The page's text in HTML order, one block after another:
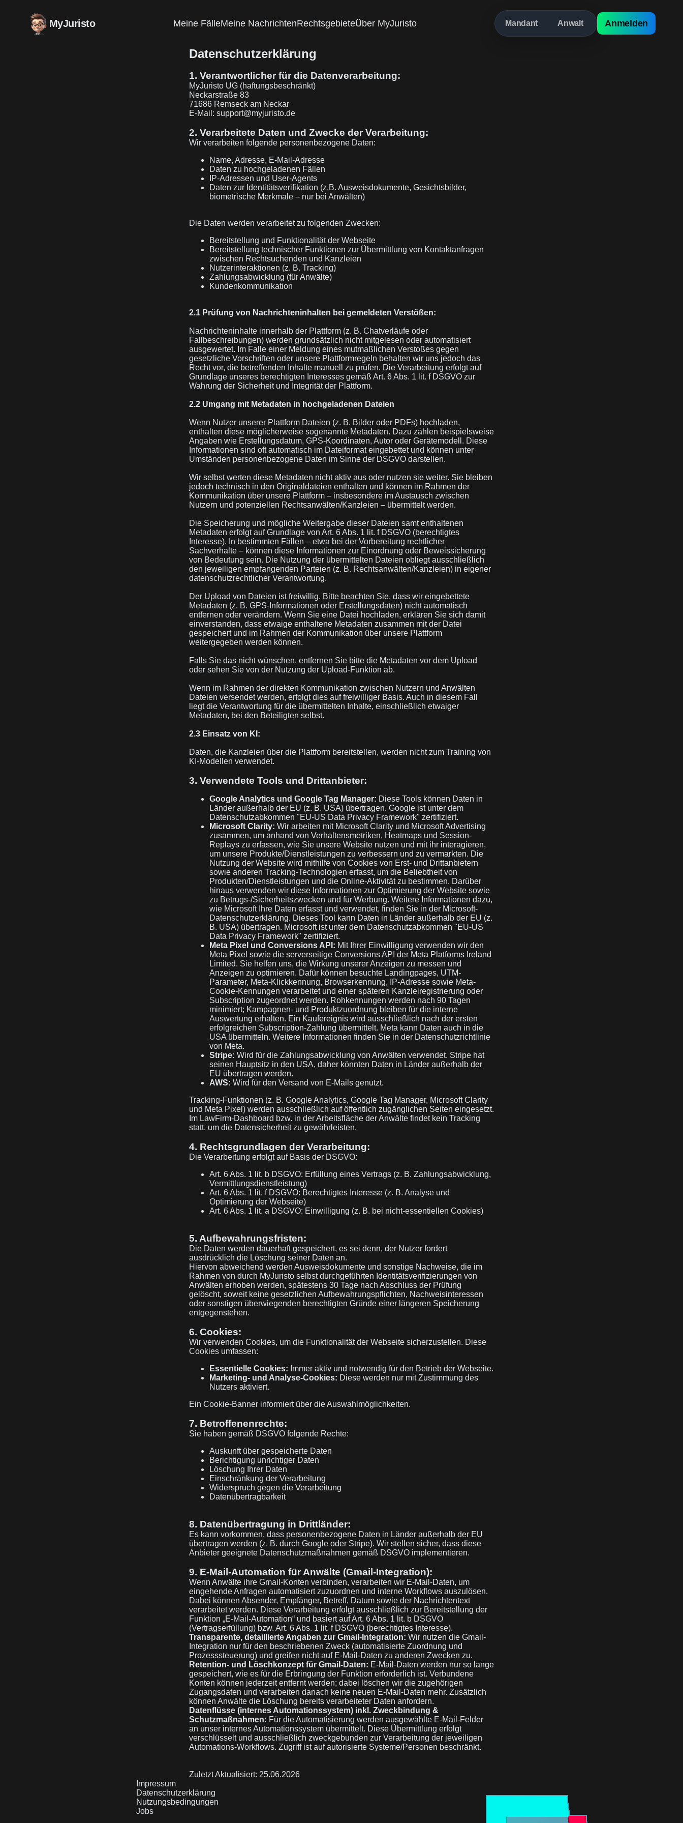
MyJuristo Meine FälleMeine NachrichtenRechtsgebieteÜber MyJuristo Mandant Anwalt Anmelden
Datenschutzerklärung
1. Verantwortlicher für die Datenverarbeitung:
MyJuristo UG (haftungsbeschränkt)
Neckarstraße 83
71686 Remseck am Neckar
E-Mail: support@myjuristo.de
2. Verarbeitete Daten und Zwecke der Verarbeitung:
Wir verarbeiten folgende personenbezogene Daten:
Name, Adresse, E-Mail-Adresse
Daten zu hochgeladenen Fällen
IP-Adressen und User-Agents
Daten zur Identitätsverifikation (z.B. Ausweisdokumente, Gesichtsbilder,
biometrische Merkmale – nur bei Anwälten)
Die Daten werden verarbeitet zu folgenden Zwecken:
Bereitstellung und Funktionalität der Webseite
Bereitstellung technischer Funktionen zur Übermittlung von Kontaktanfragen
zwischen Rechtsuchenden und Kanzleien
Nutzerinteraktionen (z. B. Tracking)
Zahlungsabwicklung (für Anwälte)
Kundenkommunikation
2.1 Prüfung von Nachrichteninhalten bei gemeldeten Verstößen:
Nachrichteninhalte innerhalb der Plattform (z. B. Chatverläufe oder
Fallbeschreibungen) werden grundsätzlich nicht mitgelesen oder automatisiert
ausgewertet. Im Falle einer Meldung eines mutmaßlichen Verstoßes gegen
gesetzliche Vorschriften oder unsere Plattformregeln behalten wir uns jedoch das
Recht vor, die betreffenden Inhalte manuell zu prüfen. Die Verarbeitung erfolgt auf
Grundlage unseres berechtigten Interesses gemäß Art. 6 Abs. 1 lit. f DSGVO zur
Wahrung der Sicherheit und Integrität der Plattform.
2.2 Umgang mit Metadaten in hochgeladenen Dateien
Wenn Nutzer unserer Plattform Dateien (z. B. Bilder oder PDFs) hochladen,
enthalten diese möglicherweise sogenannte Metadaten. Dazu zählen beispielsweise
Angaben wie Erstellungsdatum, GPS-Koordinaten, Autor oder Gerätemodell. Diese
Informationen sind oft automatisch im Dateiformat eingebettet und können unter
Umständen personenbezogene Daten im Sinne der DSGVO darstellen.
Wir selbst werten diese Metadaten nicht aktiv aus oder nutzen sie weiter. Sie bleiben
jedoch technisch in den Originaldateien enthalten und können im Rahmen der
Kommunikation über unsere Plattform – insbesondere im Austausch zwischen
Nutzern und potenziellen Rechtsanwälten/Kanzleien – übermittelt werden.
Die Speicherung und mögliche Weitergabe dieser Dateien samt enthaltenen
Metadaten erfolgt auf Grundlage von Art. 6 Abs. 1 lit. f DSGVO (berechtigtes
Interesse). In bestimmten Fällen – etwa bei der Vorbereitung rechtlicher
Sachverhalte – können diese Informationen zur Einordnung oder Beweissicherung
von Bedeutung sein. Die Nutzung der übermittelten Dateien obliegt ausschließlich
den jeweiligen empfangenden Parteien (z. B. Rechtsanwälten/Kanzleien) in eigener
datenschutzrechtlicher Verantwortung.
Der Upload von Dateien ist freiwillig. Bitte beachten Sie, dass wir eingebettete
Metadaten (z. B. GPS-Informationen oder Erstellungsdaten) nicht automatisch
entfernen oder verändern. Wenn Sie eine Datei hochladen, erklären Sie sich damit
einverstanden, dass etwaige enthaltene Metadaten zusammen mit der Datei
gespeichert und im Rahmen der Kommunikation über unsere Plattform
weitergegeben werden können.
Falls Sie das nicht wünschen, entfernen Sie bitte die Metadaten vor dem Upload
oder sehen Sie von der Nutzung der Upload-Funktion ab.
Wenn im Rahmen der direkten Kommunikation zwischen Nutzern und Anwälten
Dateien versendet werden, erfolgt dies auf freiwilliger Basis. Auch in diesem Fall
liegt die Verantwortung für die übermittelten Inhalte, einschließlich etwaiger
Metadaten, bei den Beteiligten selbst.
2.3 Einsatz von KI:
Daten, die Kanzleien über die Plattform bereitstellen, werden nicht zum Training von
KI-Modellen verwendet.
3. Verwendete Tools und Drittanbieter:
Google Analytics und Google Tag Manager: Diese Tools können Daten in
Länder außerhalb der EU (z. B. USA) übertragen. Google ist unter dem
Datenschutzabkommen "EU-US Data Privacy Framework" zertifiziert.
Microsoft Clarity: Wir arbeiten mit Microsoft Clarity und Microsoft Advertising
zusammen, um anhand von Verhaltensmetriken, Heatmaps und Session-
Replays zu erfassen, wie Sie unsere Website nutzen und mit ihr interagieren,
um unsere Produkte/Dienstleistungen zu verbessern und zu vermarkten. Die
Nutzung der Website wird mithilfe von Cookies von Erst- und Drittanbietern
sowie anderen Tracking-Technologien erfasst, um die Beliebtheit von
Produkten/Dienstleistungen und die Online-Aktivität zu bestimmen. Darüber
hinaus verwenden wir diese Informationen zur Optimierung der Website sowie
zu Betrugs-/Sicherheitszwecken und für Werbung. Weitere Informationen dazu,
wie Microsoft Ihre Daten erfasst und verwendet, finden Sie in der Microsoft-
Datenschutzerklärung. Dieses Tool kann Daten in Länder außerhalb der EU (z.
B. USA) übertragen. Microsoft ist unter dem Datenschutzabkommen "EU-US
Data Privacy Framework" zertifiziert.
Meta Pixel und Conversions API: Mit Ihrer Einwilligung verwenden wir den
Meta Pixel sowie die serverseitige Conversions API der Meta Platforms Ireland
Limited. Sie helfen uns, die Wirkung unserer Anzeigen zu messen und
Anzeigen zu optimieren. Dafür können besuchte Landingpages, UTM-
Parameter, Meta-Klickkennung, Browserkennung, IP-Adresse sowie Meta-
Cookie-Kennungen verarbeitet und einer späteren Kanzleiregistrierung oder
Subscription zugeordnet werden. Rohkennungen werden nach 90 Tagen
minimiert; Kampagnen- und Produktzuordnung bleiben für die interne
Auswertung erhalten. Ein Kaufereignis wird ausschließlich nach der ersten
erfolgreichen Subscription-Zahlung übermittelt. Meta kann Daten auch in die
USA übermitteln. Weitere Informationen finden Sie in der Datenschutzrichtlinie
von Meta.
Stripe: Wird für die Zahlungsabwicklung von Anwälten verwendet. Stripe hat
seinen Hauptsitz in den USA, daher könnten Daten in Länder außerhalb der
EU übertragen werden.
AWS: Wird für den Versand von E-Mails genutzt.
Tracking-Funktionen (z. B. Google Analytics, Google Tag Manager, Microsoft Clarity
und Meta Pixel) werden ausschließlich auf öffentlich zugänglichen Seiten eingesetzt.
Im LawFirm-Dashboard bzw. in der Arbeitsfläche der Anwälte findet kein Tracking
statt, um die Datensicherheit zu gewährleisten.
4. Rechtsgrundlagen der Verarbeitung:
Die Verarbeitung erfolgt auf Basis der DSGVO:
Art. 6 Abs. 1 lit. b DSGVO: Erfüllung eines Vertrags (z. B. Zahlungsabwicklung,
Vermittlungsdienstleistung)
Art. 6 Abs. 1 lit. f DSGVO: Berechtigtes Interesse (z. B. Analyse und
Optimierung der Webseite)
Art. 6 Abs. 1 lit. a DSGVO: Einwilligung (z. B. bei nicht-essentiellen Cookies)
5. Aufbewahrungsfristen:
Die Daten werden dauerhaft gespeichert, es sei denn, der Nutzer fordert
ausdrücklich die Löschung seiner Daten an.
Hiervon abweichend werden Ausweisdokumente und sonstige Nachweise, die im
Rahmen von durch MyJuristo selbst durchgeführten Identitätsverifizierungen von
Anwälten erhoben werden, spätestens 30 Tage nach Abschluss der Prüfung
gelöscht, soweit keine gesetzlichen Aufbewahrungspflichten, Nachweisinteressen
oder sonstigen überwiegenden berechtigten Gründe einer längeren Speicherung
entgegenstehen.
6. Cookies:
Wir verwenden Cookies, um die Funktionalität der Webseite sicherzustellen. Diese
Cookies umfassen:
Essentielle Cookies: Immer aktiv und notwendig für den Betrieb der Webseite.
Marketing- und Analyse-Cookies: Diese werden nur mit Zustimmung des
Nutzers aktiviert.
Ein Cookie-Banner informiert über die Auswahlmöglichkeiten.
7. Betroffenenrechte:
Sie haben gemäß DSGVO folgende Rechte:
Auskunft über gespeicherte Daten
Berichtigung unrichtiger Daten
Löschung Ihrer Daten
Einschränkung der Verarbeitung
Widerspruch gegen die Verarbeitung
Datenübertragbarkeit
8. Datenübertragung in Drittländer:
Es kann vorkommen, dass personenbezogene Daten in Länder außerhalb der EU
übertragen werden (z. B. durch Google oder Stripe). Wir stellen sicher, dass diese
Anbieter geeignete Datenschutzmaßnahmen gemäß DSGVO implementieren.
9. E-Mail-Automation für Anwälte (Gmail-Integration):
Wenn Anwälte ihre Gmail-Konten verbinden, verarbeiten wir E-Mail-Daten, um
eingehende Anfragen automatisiert zuzuordnen und interne Workflows auszulösen.
Dabei können Absender, Empfänger, Betreff, Datum sowie der Nachrichtentext
verarbeitet werden. Diese Verarbeitung erfolgt ausschließlich zur Bereitstellung der
Funktion „E-Mail-Automation“ und basiert auf Art. 6 Abs. 1 lit. b DSGVO
(Vertragserfüllung) bzw. Art. 6 Abs. 1 lit. f DSGVO (berechtigtes Interesse).
Transparente, detaillierte Angaben zur Gmail-Integration: Wir nutzen die Gmail-
Integration nur für den beschriebenen Zweck (automatisierte Zuordnung und
Prozesssteuerung) und greifen nicht auf E-Mail-Daten zu anderen Zwecken zu.
Retention- und Löschkonzept für Gmail-Daten: E-Mail-Daten werden nur so lange
gespeichert, wie es für die Erbringung der Funktion erforderlich ist. Verbundene
Konten können jederzeit entfernt werden; dabei löschen wir die zugehörigen
Zugangsdaten und verarbeiten danach keine neuen E-Mail-Daten mehr. Zusätzlich
können Anwälte die Löschung bereits verarbeiteter Daten anfordern.
Datenflüsse (internes Automationssystem) inkl. Zweckbindung &
Schutzmaßnahmen: Für die Automatisierung werden ausgewählte E-Mail-Felder
an unser internes Automationssystem übermittelt. Diese Übermittlung erfolgt
verschlüsselt und ausschließlich zweckgebunden zur Verarbeitung der jeweiligen
Automations-Workflows. Zugriff ist auf autorisierte Systeme/Personen beschränkt.
Zuletzt Aktualisiert: 25.06.2026
Impressum
Datenschutzerklärung
Nutzungsbedingungen
Jobs